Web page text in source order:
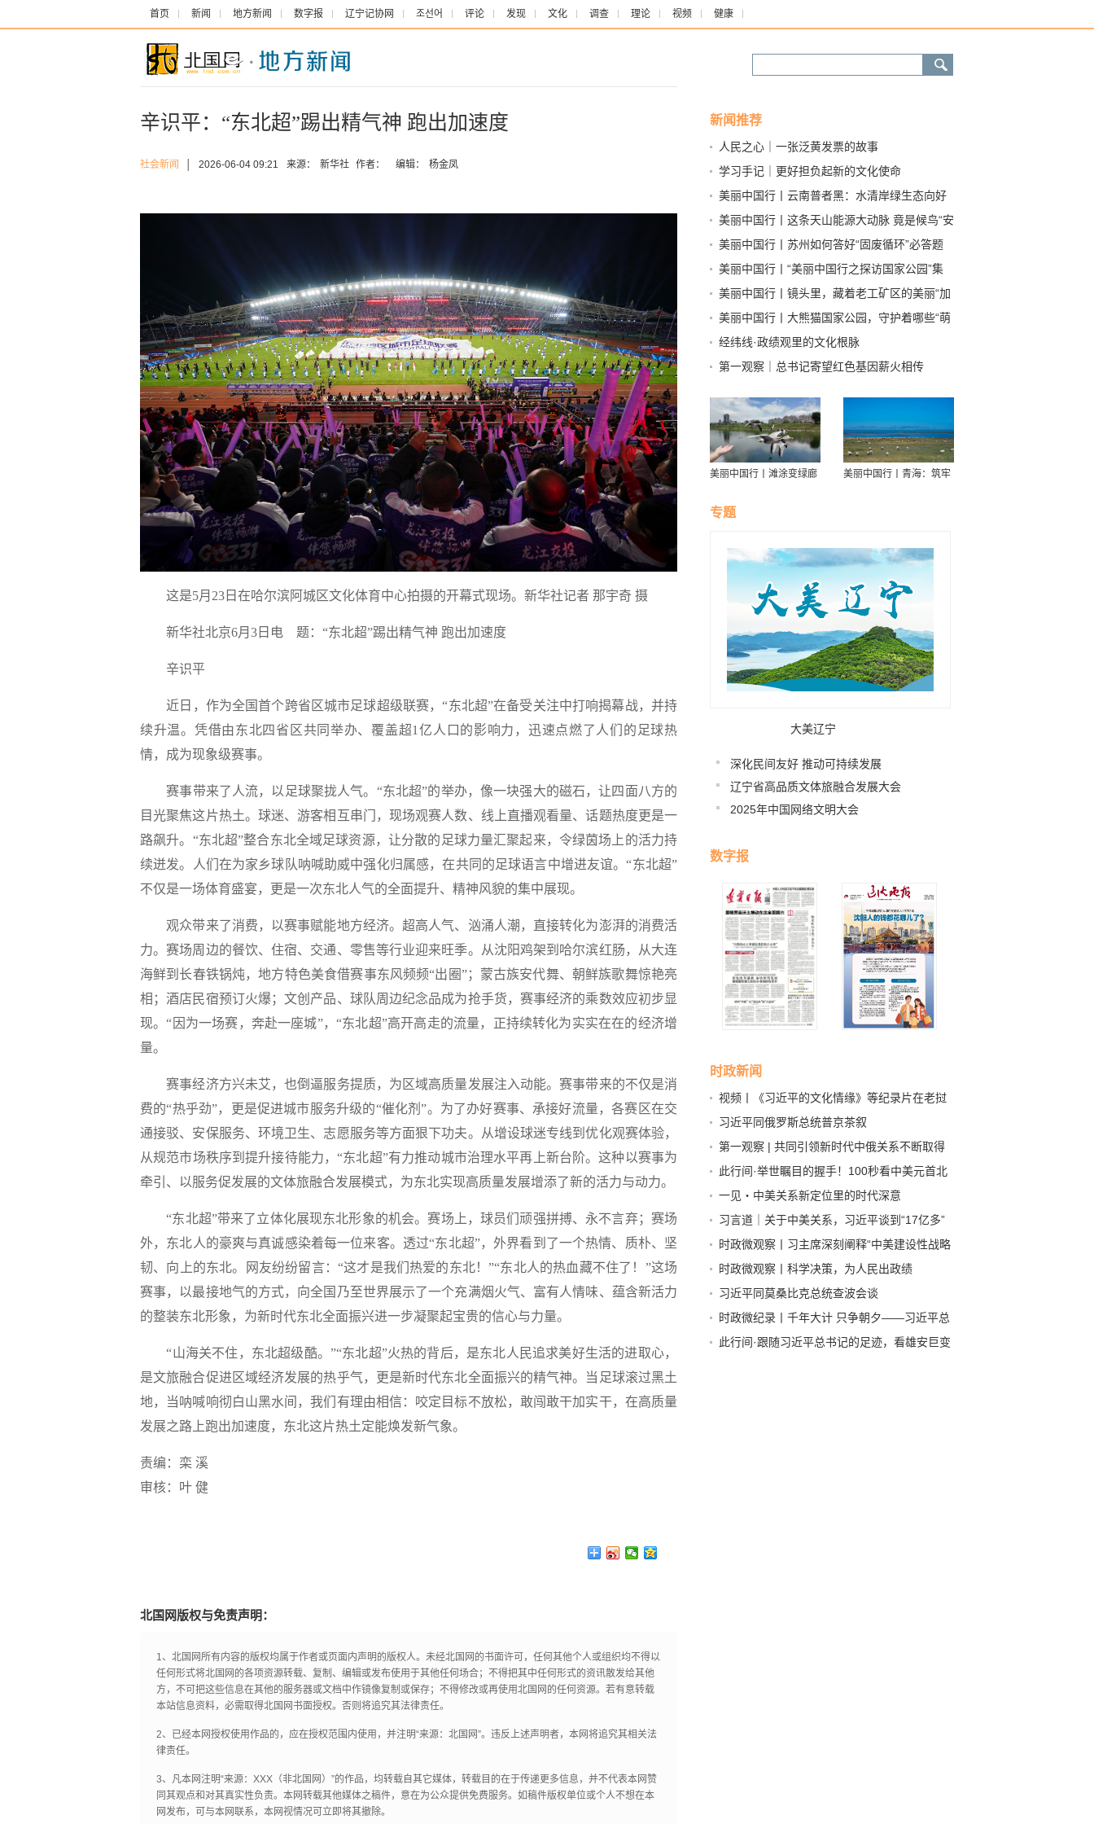
首页 新闻 地方新闻 数字报 辽宁记协网 조선어 评论 发现 文化 调查 理论 视频 健康
辛识平：“东北超”踢出精气神 跑出加速度
社会新闻 2026-06-04 09:21 来源： 新华社 作者： 编辑： 杨金凤
这是5月23日在哈尔滨阿城区文化体育中心拍摄的开幕式现场。新华社记者 那宇奇 摄
新华社北京6月3日电 题：“东北超”踢出精气神 跑出加速度
辛识平
近日，作为全国首个跨省区城市足球超级联赛，“东北超”在备受关注中打响揭幕战，并持
续升温。凭借由东北四省区共同举办、覆盖超1亿人口的影响力，迅速点燃了人们的足球热
情，成为现象级赛事。
赛事带来了人流，以足球聚拢人气。“东北超”的举办，像一块强大的磁石，让四面八方的
目光聚焦这片热土。球迷、游客相互串门，现场观赛人数、线上直播观看量、话题热度更是一
路飙升。“东北超”整合东北全域足球资源，让分散的足球力量汇聚起来，令绿茵场上的活力持
续迸发。人们在为家乡球队呐喊助威中强化归属感，在共同的足球语言中增进友谊。“东北超”
不仅是一场体育盛宴，更是一次东北人气的全面提升、精神风貌的集中展现。
观众带来了消费，以赛事赋能地方经济。超高人气、汹涌人潮，直接转化为澎湃的消费活
力。赛场周边的餐饮、住宿、交通、零售等行业迎来旺季。从沈阳鸡架到哈尔滨红肠，从大连
海鲜到长春铁锅炖，地方特色美食借赛事东风频频“出圈”；蒙古族安代舞、朝鲜族歌舞惊艳亮
相；酒店民宿预订火爆；文创产品、球队周边纪念品成为抢手货，赛事经济的乘数效应初步显
现。“因为一场赛，奔赴一座城”，“东北超”高开高走的流量，正持续转化为实实在在的经济增
量。
赛事经济方兴未艾，也倒逼服务提质，为区域高质量发展注入动能。赛事带来的不仅是消
费的“热乎劲”，更是促进城市服务升级的“催化剂”。为了办好赛事、承接好流量，各赛区在交
通接驳、安保服务、环境卫生、志愿服务等方面狠下功夫。从增设球迷专线到优化观赛体验，
从规范市场秩序到提升接待能力，“东北超”有力推动城市治理水平再上新台阶。这种以赛事为
牵引、以服务促发展的文体旅融合发展模式，为东北实现高质量发展增添了新的活力与动力。
“东北超”带来了立体化展现东北形象的机会。赛场上，球员们顽强拼搏、永不言弃；赛场
外，东北人的豪爽与真诚感染着每一位来客。透过“东北超”，外界看到了一个热情、质朴、坚
韧、向上的东北。网友纷纷留言：“这才是我们热爱的东北！”“东北人的热血藏不住了！”这场
赛事，以最接地气的方式，向全国乃至世界展示了一个充满烟火气、富有人情味、蕴含新活力
的整装东北形象，为新时代东北全面振兴进一步凝聚起宝贵的信心与力量。
“山海关不住，东北超级酷。”“东北超”火热的背后，是东北人民追求美好生活的进取心，
是文旅融合促进区域经济发展的热乎气，更是新时代东北全面振兴的精气神。当足球滚过黑土
地，当呐喊响彻白山黑水间，我们有理由相信：咬定目标不放松，敢闯敢干加实干，在高质量
发展之路上跑出加速度，东北这片热土定能焕发新气象。
责编：栾 溪
审核：叶 健
北国网版权与免责声明：
1、北国网所有内容的版权均属于作者或页面内声明的版权人。未经北国网的书面许可，任何其他个人或组织均不得以
任何形式将北国网的各项资源转载、复制、编辑或发布使用于其他任何场合；不得把其中任何形式的资讯散发给其他
方，不可把这些信息在其他的服务器或文档中作镜像复制或保存；不得修改或再使用北国网的任何资源。若有意转载
本站信息资料，必需取得北国网书面授权。否则将追究其法律责任。
2、已经本网授权使用作品的，应在授权范围内使用，并注明“来源：北国网”。违反上述声明者，本网将追究其相关法
律责任。
3、凡本网注明“来源：XXX（非北国网）”的作品，均转载自其它媒体，转载目的在于传递更多信息，并不代表本网赞
同其观点和对其真实性负责。本网转载其他媒体之稿件，意在为公众提供免费服务。如稿件版权单位或个人不想在本
网发布，可与本网联系，本网视情况可立即将其撤除。
新闻推荐
人民之心｜一张泛黄发票的故事
学习手记｜更好担负起新的文化使命
美丽中国行丨云南普者黑：水清岸绿生态向好
珍稀鸟类频频现身
美丽中国行丨这条天山能源大动脉 竟是候鸟“安
全通道”
美丽中国行丨苏州如何答好“固废循环”必答题
美丽中国行丨“美丽中国行之探访国家公园”集
中采访启动
美丽中国行丨镜头里，藏着老工矿区的美丽“加
减法”
美丽中国行丨大熊猫国家公园，守护着哪些“萌
物”？
经纬线·政绩观里的文化根脉
第一观察｜总书记寄望红色基因薪火相传
美丽中国行丨滩涂变绿廊
生态走廊
美丽中国行丨青海：筑牢
专题
大美辽宁
深化民间友好 推动可持续发展
辽宁省高品质文体旅融合发展大会
2025年中国网络文明大会
数字报
时政新闻
视频丨《习近平的文化情缘》等纪录片在老挝
启播
习近平同俄罗斯总统普京茶叙
第一观察 | 共同引领新时代中俄关系不断取得
新成果
此行间·举世瞩目的握手！100秒看中美元首北
京会晤
一见・中美关系新定位里的时代深意
习言道｜关于中美关系，习近平谈到“17亿多”
和“80多亿”
时政微观察丨习主席深刻阐释“中美建设性战略
稳定关系”的核心要义
时政微观察丨科学决策，为人民出政绩
习近平同莫桑比克总统查波会谈
时政微纪录丨千年大计 只争朝夕——习近平总
书记赴河北雄安新区考察纪实
此行间·跟随习近平总书记的足迹，看雄安巨变